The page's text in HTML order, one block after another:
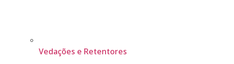
Vedações e Retentores